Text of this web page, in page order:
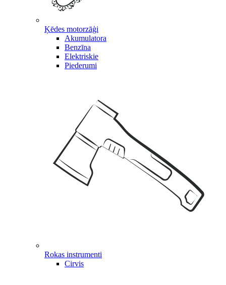
Ķēdes motorzāģi
Akumulatora
Benzīna
Elektriskie
Piederumi
Rokas instrumenti
Cirvis